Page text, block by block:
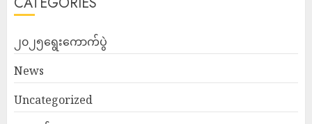
၂၀၂၅ရွေးကောက်ပွဲ
News
Uncategorized